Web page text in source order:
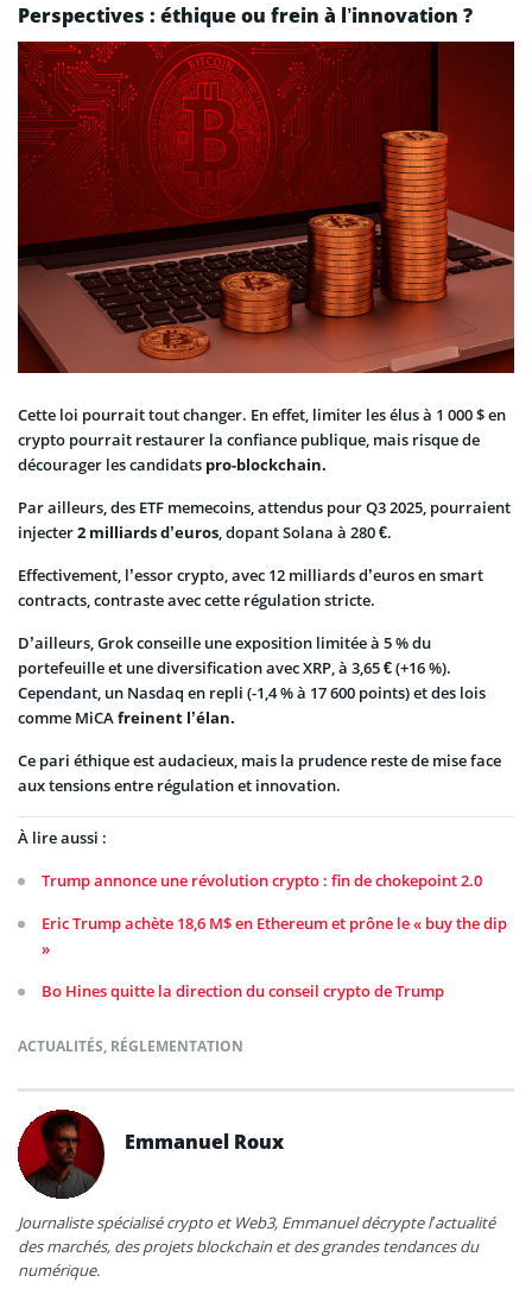
Perspectives : éthique ou frein à l’innovation ?
Cette loi pourrait tout changer. En effet, limiter les élus à 1 000 $ en
crypto pourrait restaurer la confiance publique, mais risque de
décourager les candidats pro-blockchain.
Par ailleurs, des ETF memecoins, attendus pour Q3 2025, pourraient
injecter2 milliards d’euros, dopant Solana à 280 €.
Effectivement, l’essor crypto, avec 12 milliards d’euros en smart
contracts, contraste avec cette régulation stricte.
D’ailleurs, Grok conseille une exposition limitée à 5 % du
portefeuille et une diversification avec XRP, à 3,65 € (+16 %).
Cependant, un Nasdaq en repli (-1,4 % à 17 600 points) et des lois
comme MiCAfreinent l’élan.
Ce pari éthique est audacieux, mais la prudence reste de mise face
aux tensions entre régulation et innovation.
À lire aussi :
Trump annonce une révolution crypto : fin de chokepoint 2.0
Eric Trump achète 18,6 M$ en Ethereum et prône le « buy the dip
»
Bo Hines quitte la direction du conseil crypto de Trump
ACTUALITÉS, RÉGLEMENTATION
Emmanuel Roux
Journaliste spécialisé crypto et Web3, Emmanuel décrypte l’actualité
des marchés, des projets blockchain et des grandes tendances du
numérique.